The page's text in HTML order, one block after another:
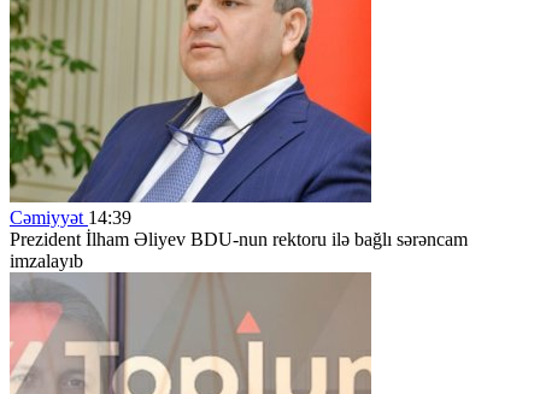
Cəmiyyət 14:39
Prezident İlham Əliyev BDU-nun rektoru ilə bağlı sərəncam
imzalayıb